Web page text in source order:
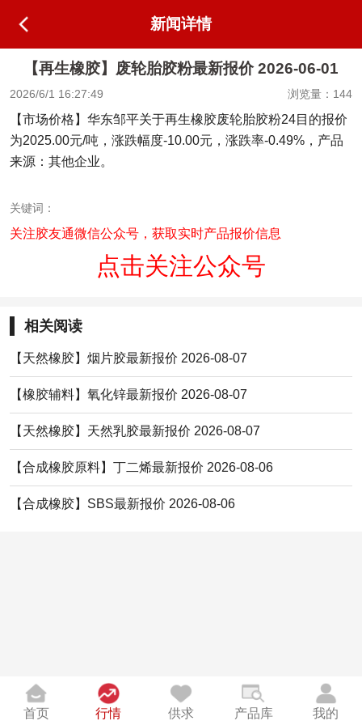
新闻详情
【再生橡胶】废轮胎胶粉最新报价 2026-06-01
2026/6/1 16:27:49 浏览量：144
【市场价格】华东邹平关于再生橡胶废轮胎胶粉24目的报价
为2025.00元/吨，涨跌幅度-10.00元，涨跌率-0.49%，产品
来源：其他企业。
关键词：
关注胶友通微信公众号，获取实时产品报价信息
点击关注公众号
相关阅读
【天然橡胶】烟片胶最新报价 2026-08-07
【橡胶辅料】氧化锌最新报价 2026-08-07
【天然橡胶】天然乳胶最新报价 2026-08-07
【合成橡胶原料】丁二烯最新报价 2026-08-06
【合成橡胶】SBS最新报价 2026-08-06
首页 行情 供求 产品库 我的